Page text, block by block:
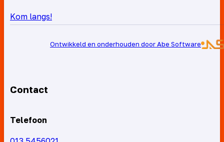
Kom langs!
Ontwikkeld en onderhouden door Abe Software
Contact
Telefoon